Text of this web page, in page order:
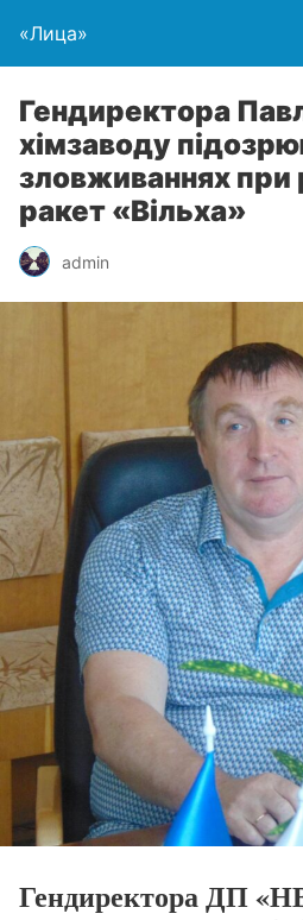
«Лица»
Гендиректора
хімзаводу
зловживаннях при
ракет «Вільха»
admin
Гендиректора ДП